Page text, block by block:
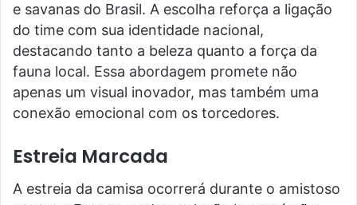
e savanas do Brasil. A escolha reforça a ligação
do time com sua identidade nacional,
destacando tanto a beleza quanto a força da
fauna local. Essa abordagem promete não
apenas um visual inovador, mas também uma
conexão emocional com os torcedores.
Estreia Marcada
A estreia da camisa ocorrerá durante o amistoso